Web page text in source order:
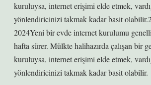
kuruluysa, internet erişimi elde etmek,
yönlendiricinizi takmak kadar basit
2024Yeni bir evde internet kurulumu
hafta sürer. Mülkte halihazırda çalışan bir
kuruluysa, internet erişimi elde etmek,
yönlendiricinizi takmak kadar basit olabilir.